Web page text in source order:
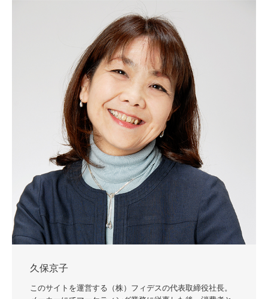
久保京子
このサイトを運営する（株）フィデスの代表取締役社長。